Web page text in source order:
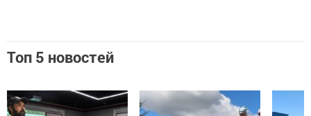
Топ 5 новостей